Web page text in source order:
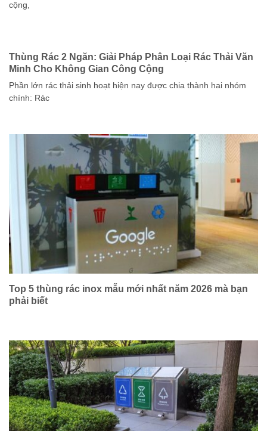
cộng,
Thùng Rác 2 Ngăn: Giải Pháp Phân Loại Rác Thải Văn
Minh Cho Không Gian Công Cộng
Phần lớn rác thải sinh hoạt hiện nay được chia thành hai nhóm
chính: Rác
Top 5 thùng rác inox mẫu mới nhất năm 2026 mà bạn
phải biết